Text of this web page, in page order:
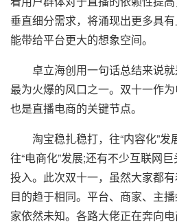
垂直细分需求，将涌现出更多具
能带给平台更大的想象空间。
卓立海创用一句话总结来说就
最为火爆的风口之一。双十一作
也是直播电商的关键节点。
淘宝稳扎稳打，往“内容化”发
往“电商化”发展;还有不少互联网
投入。此次双十一，虽然大家都
目的趋于相同。平台、商家、主
家依然未知。各路大佬正在奔向